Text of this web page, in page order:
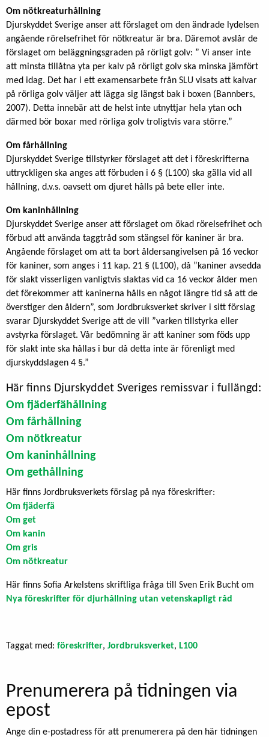
Om nötkreaturhållning
Djurskyddet Sverige anser att förslaget om den ändrade lydelsen
angående rörelsefrihet för nötkreatur är bra. Däremot avslår de
förslaget om beläggningsgraden på rörligt golv: ” Vi anser inte
att minsta tillåtna yta per kalv på rörligt golv ska minska jämfört
med idag. Det har i ett examensarbete från SLU visats att kalvar
på rörliga golv väljer att lägga sig längst bak i boxen (Bannbers,
2007). Detta innebär att de helst inte utnyttjar hela ytan och
därmed bör boxar med rörliga golv troligtvis vara större.”
Om fårhållning
Djurskyddet Sverige tillstyrker förslaget att det i föreskrifterna
uttryckligen ska anges att förbuden i 6 § (L100) ska gälla vid all
hållning, d.v.s. oavsett om djuret hålls på bete eller inte.
Om kaninhållning
Djurskyddet Sverige anser att förslaget om ökad rörelsefrihet och
förbud att använda taggtråd som stängsel för kaniner är bra.
Angående förslaget om att ta bort åldersangivelsen på 16 veckor
för kaniner, som anges i 11 kap. 21 § (L100), då ”kaniner avsedda
för slakt visserligen vanligtvis slaktas vid ca 16 veckor ålder men
det förekommer att kaninerna hålls en något längre tid så att de
överstiger den åldern”, som Jordbruksverket skriver i sitt förslag
svarar Djurskyddet Sverige att de vill ”varken tillstyrka eller
avstyrka förslaget. Vår bedömning är att kaniner som föds upp
för slakt inte ska hållas i bur då detta inte är förenligt med
djurskyddslagen 4 §.”
Här finns Djurskyddet Sveriges remissvar i fullängd:
Om fjäderfähållning
Om fårhållning
Om nötkreatur
Om kaninhållning
Om gethållning
Här finns Jordbruksverkets förslag på nya föreskrifter:
Om fjäderfä
Om get
Om kanin
Om gris
Om nötkreatur
Här finns Sofia Arkelstens skriftliga fråga till Sven Erik Bucht om
Nya föreskrifter för djurhållning utan vetenskapligt råd
Taggat med: föreskrifter, Jordbruksverket, L100
Prenumerera på tidningen via
epost
Ange din e-postadress för att prenumerera på den här tidningen